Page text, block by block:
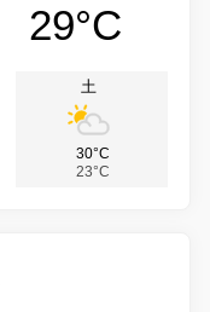
29°C
土
30°C
23°C